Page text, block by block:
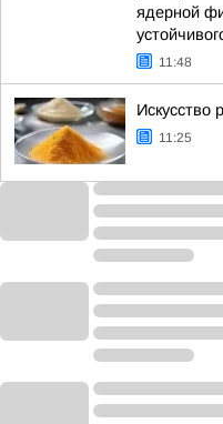
ядерной
11:48
Искусство
11:25